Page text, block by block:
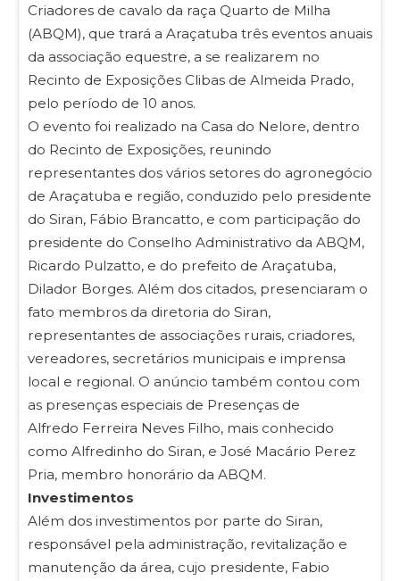
Criadores de cavalo da raça Quarto de Milha
(ABQM), que trará a Araçatuba três eventos anuais
da associação equestre, a se realizarem no
Recinto de Exposições Clibas de Almeida Prado,
pelo período de 10 anos.
O evento foi realizado na Casa do Nelore, dentro
do Recinto de Exposições, reunindo
representantes dos vários setores do agronegócio
de Araçatuba e região, conduzido pelo presidente
do Siran, Fábio Brancatto, e com participação do
presidente do Conselho Administrativo da ABQM,
Ricardo Pulzatto, e do prefeito de Araçatuba,
Dilador Borges. Além dos citados, presenciaram o
fato membros da diretoria do Siran,
representantes de associações rurais, criadores,
vereadores, secretários municipais e imprensa
local e regional. O anúncio também contou com
as presenças especiais de Presenças de
Alfredo Ferreira Neves Filho, mais conhecido
como Alfredinho do Siran, e José Macário Perez
Pria, membro honorário da ABQM.
Investimentos
Além dos investimentos por parte do Siran,
responsável pela administração, revitalização e
manutenção da área, cujo presidente, Fabio